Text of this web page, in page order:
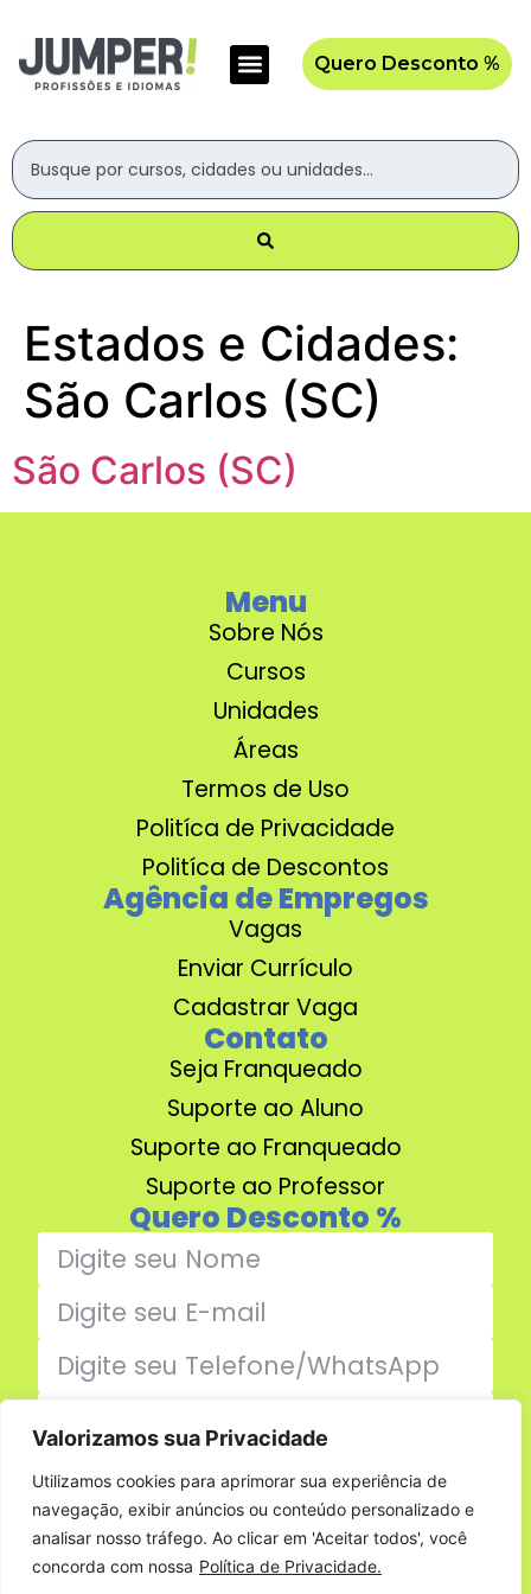
Valorizamos sua Privacidade
Utilizamos cookies para aprimorar sua experiência de
navegação, exibir anúncios ou conteúdo personalizado e
analisar nosso tráfego. Ao clicar em 'Aceitar todos', você
concorda com nossa Política de Privacidade.
Quero Desconto %
Estados e Cidades:
São Carlos (SC)
São Carlos (SC)
Menu
Sobre Nós
Cursos
Unidades
Áreas
Termos de Uso
Politíca de Privacidade
Politíca de Descontos
Agência de Empregos
Vagas
Enviar Currículo
Cadastrar Vaga
Contato
Seja Franqueado
Suporte ao Aluno
Suporte ao Franqueado
Suporte ao Professor
Quero Desconto %
Enviar
Família Jumper